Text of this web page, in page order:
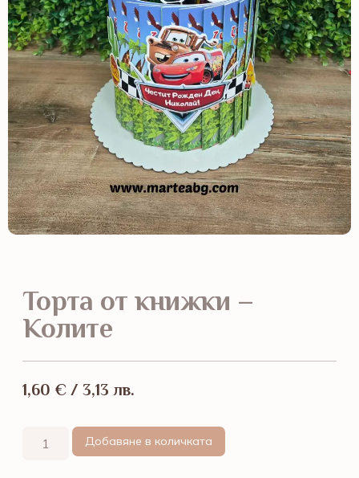
Торта от книжки –
Колите
1,60 € / 3,13 лв.
Добавяне в количката